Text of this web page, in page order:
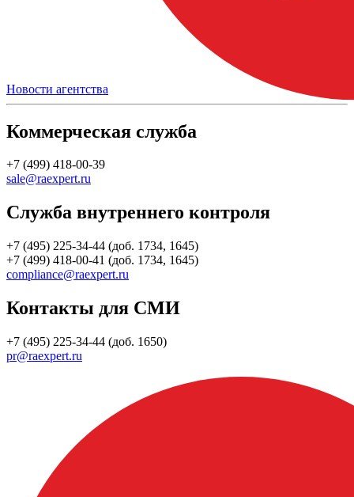
Новости агентства
Коммерческая служба
+7 (499) 418-00-39
sale@raexpert.ru
Служба внутреннего контроля
+7 (495) 225-34-44 (доб. 1734, 1645)
+7 (499) 418-00-41 (доб. 1734, 1645)
compliance@raexpert.ru
Контакты для СМИ
+7 (495) 225-34-44 (доб. 1650)
pr@raexpert.ru